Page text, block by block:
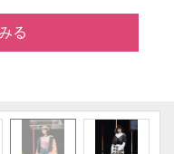
る